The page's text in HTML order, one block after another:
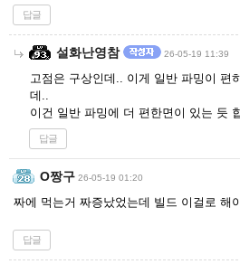
답글
설화난영참 26-05-19 11:39
고점은 구상인데.. 이게 일반 파밍이 편
데..
이건 일반 파밍에 더 편한면이 있는 듯
답글
O짱구 26-05-19 01:20
짜에 먹는거 짜증났었는데 빌드 이걸로 해
답글